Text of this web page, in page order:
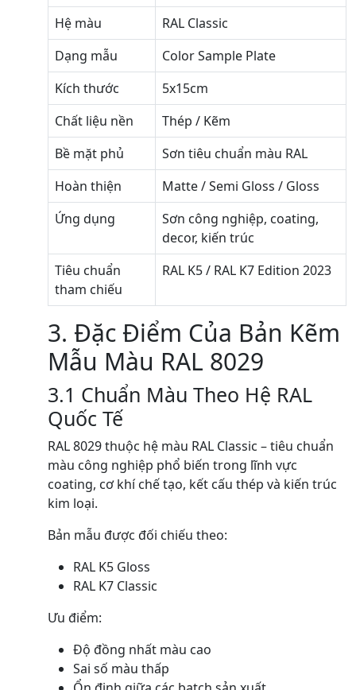
Hệ màu
RAL Classic
Dạng mẫu
Color Sample Plate
Kích thước
5x15cm
Chất liệu nền
Thép / Kẽm
Bề mặt phủ
Sơn tiêu chuẩn màu RAL
Hoàn thiện
Matte / Semi Gloss / Gloss
Ứng dụng
Sơn công nghiệp, coating,
decor, kiến trúc
Tiêu chuẩn
tham chiếu
RAL K5 / RAL K7 Edition 2023
3. Đặc Điểm Của Bản Kẽm
Mẫu Màu RAL 8029
3.1 Chuẩn Màu Theo Hệ RAL
Quốc Tế
RAL 8029 thuộc hệ màu RAL Classic – tiêu chuẩn
màu công nghiệp phổ biến trong lĩnh vực
coating, cơ khí chế tạo, kết cấu thép và kiến trúc
kim loại.
Bản mẫu được đối chiếu theo:
RAL K5 Gloss
RAL K7 Classic
Ưu điểm:
Độ đồng nhất màu cao
Sai số màu thấp